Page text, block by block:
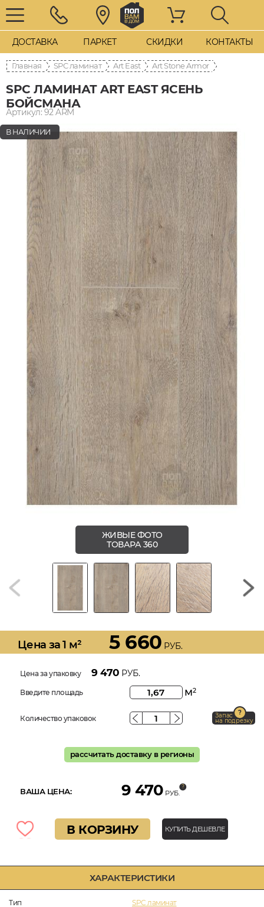
ДОСТАВКА ПАРКЕТ СКИДКИ КОНТАКТЫ
Главная SPC ламинат Art East Art Stone Armor
SPC ЛАМИНАТ ART EAST ЯСЕНЬ
БОЙСМАНА
Артикул: 92 ARM
ХАРАКТЕРИСТИКИ
Тип
SPC ламинат
В НАЛИЧИИ
ЖИВЫЕ ФОТО
ТОВАРА 360
Цена за 1 м² 5 660 РУБ.
Цена за упаковку 9 470 РУБ.
Введите площадь м2
Количество упаковок Запас
на подрезку
рассчитать доставку в регионы
ВАША ЦЕНА: 9 470 РУБ.
В КОРЗИНУ КУПИТЬ ДЕШЕВЛЕ